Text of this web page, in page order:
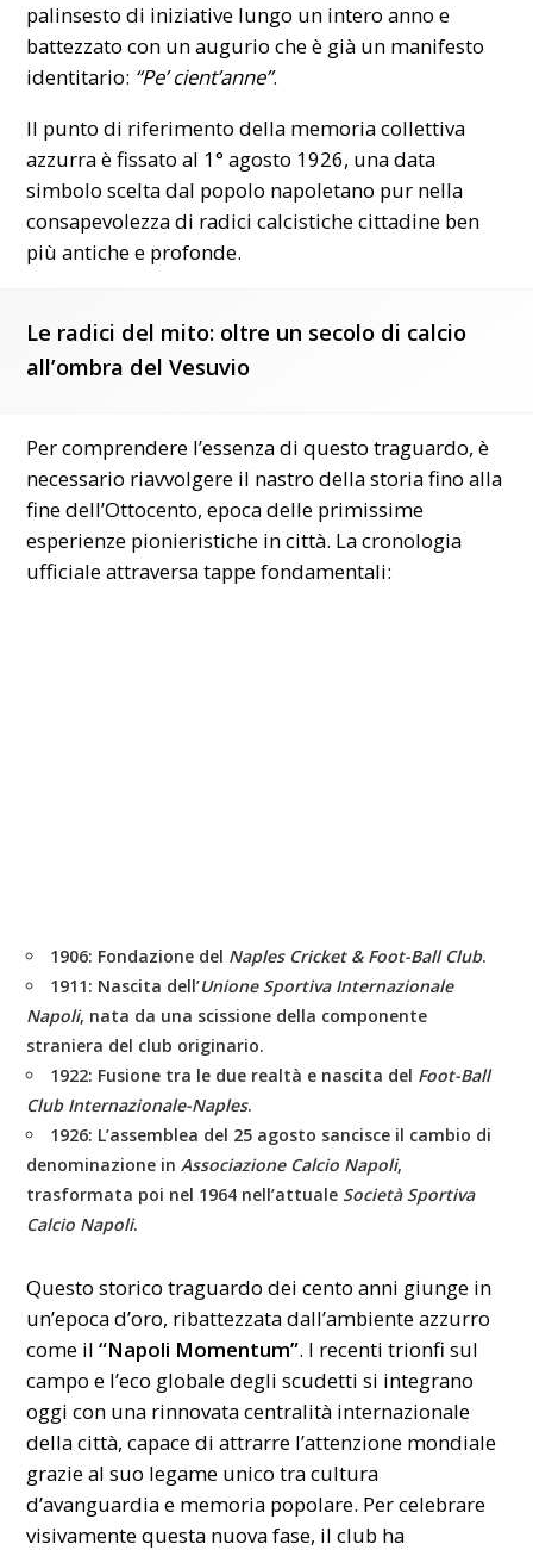
palinsesto di iniziative lungo un intero anno e
battezzato con un augurio che è già un manifesto
identitario: “Pe’ cient’anne”.
Il punto di riferimento della memoria collettiva
azzurra è fissato al 1° agosto 1926, una data
simbolo scelta dal popolo napoletano pur nella
consapevolezza di radici calcistiche cittadine ben
più antiche e profonde.
Le radici del mito: oltre un secolo di calcio
all’ombra del Vesuvio
Per comprendere l’essenza di questo traguardo, è
necessario riavvolgere il nastro della storia fino alla
fine dell’Ottocento, epoca delle primissime
esperienze pionieristiche in città. La cronologia
ufficiale attraversa tappe fondamentali:
1906: Fondazione del Naples Cricket & Foot-Ball Club.
1911: Nascita dell’Unione Sportiva Internazionale
Napoli, nata da una scissione della componente
straniera del club originario.
1922: Fusione tra le due realtà e nascita del Foot-Ball
Club Internazionale-Naples.
1926: L’assemblea del 25 agosto sancisce il cambio di
denominazione inAssociazione Calcio Napoli,
trasformata poi nel 1964 nell’attuale Società Sportiva
Calcio Napoli.
Questo storico traguardo dei cento anni giunge in
un’epoca d’oro, ribattezzata dall’ambiente azzurro
come il“Napoli Momentum”. I recenti trionfi sul
campo e l’eco globale degli scudetti si integrano
oggi con una rinnovata centralità internazionale
della città, capace di attrarre l’attenzione mondiale
grazie al suo legame unico tra cultura
d’avanguardia e memoria popolare. Per celebrare
visivamente questa nuova fase, il club ha